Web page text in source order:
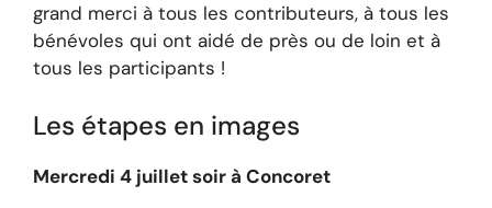
grand merci à tous les contributeurs, à tous les
bénévoles qui ont aidé de près ou de loin et à
tous les participants !
Les étapes en images
Mercredi 4 juillet soir à Concoret